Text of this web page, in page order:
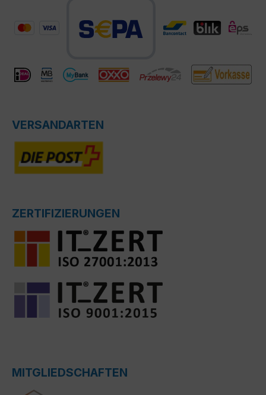
VERSANDARTEN
ZERTIFIZIERUNGEN
MITGLIEDSCHAFTEN